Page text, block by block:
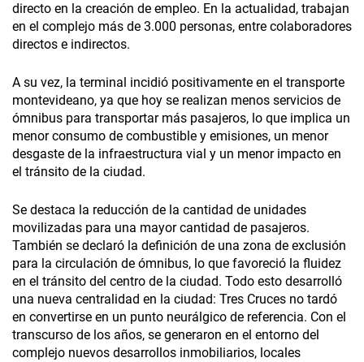
directo en la creación de empleo. En la actualidad, trabajan
en el complejo más de 3.000 personas, entre colaboradores
directos e indirectos.
A su vez, la terminal incidió positivamente en el transporte
montevideano, ya que hoy se realizan menos servicios de
ómnibus para transportar más pasajeros, lo que implica un
menor consumo de combustible y emisiones, un menor
desgaste de la infraestructura vial y un menor impacto en
el tránsito de la ciudad.
Se destaca la reducción de la cantidad de unidades
movilizadas para una mayor cantidad de pasajeros.
También se declaró la definición de una zona de exclusión
para la circulación de ómnibus, lo que favoreció la fluidez
en el tránsito del centro de la ciudad. Todo esto desarrolló
una nueva centralidad en la ciudad: Tres Cruces no tardó
en convertirse en un punto neurálgico de referencia. Con el
transcurso de los años, se generaron en el entorno del
complejo nuevos desarrollos inmobiliarios, locales